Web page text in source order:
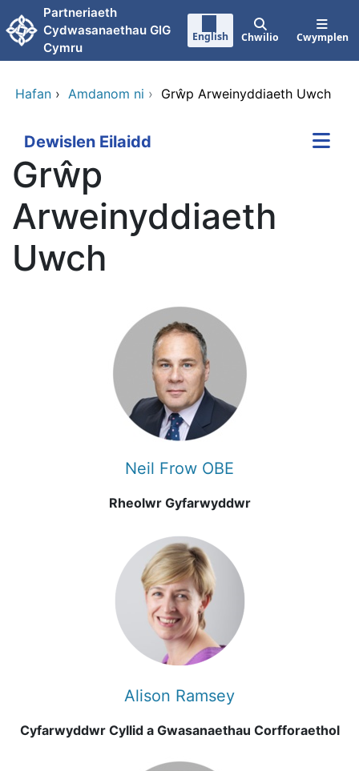
Neidio i'r prif gynnwy
Partneriaeth
Cydwasanaethau GIG
Cymru
English Chwilio Cwymplen
Hafan › Amdanom ni › Grŵp Arweinyddiaeth Uwch
Dewislen Eilaidd
Grŵp
Arweinyddiaeth
Uwch
Neil Frow OBE
Rheolwr Gyfarwyddwr
Alison Ramsey
Cyfarwyddwr Cyllid a Gwasanaethau Corfforaethol